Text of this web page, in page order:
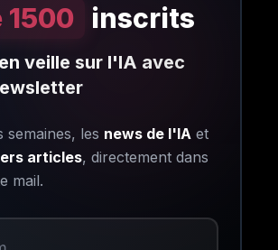
1500 inscrits
veille sur l'IA avec
semaines, les news de l'IA et
articles, directement dans
mail.